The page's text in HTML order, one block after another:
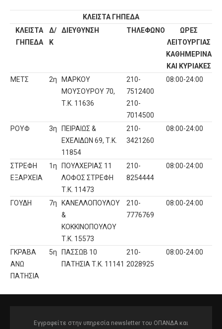
ΚΛΕΙΣΤΑ ΓΗΠΕΔΑ
ΚΛΕΙΣΤΑ
ΓΗΠΕΔΑ
Δ/
Κ
ΔΙΕΥΘΥΝΣΗ ΤΗΛΕΦΩΝΟ
ΩΡΕΣ
ΛΕΙΤΟΥΡΓΙΑΣ
ΚΑΘΗΜΕΡΙΝΑ
ΚΑΙ ΚΥΡΙΑΚΕΣ
ΜΕΤΣ
2η
ΜΑΡΚΟΥ
ΜΟΥΣΟΥΡΟΥ 70,
Τ.Κ. 11636
210-
7512400
210-
7014500
08:00-24:00
ΡΟΥΦ 3η
ΠΕΙΡΑΙΩΣ &
ΕΧΕΛΙΔΩΝ 69, Τ.Κ.
11854
210-
3421260
08:00-24:00
ΣΤΡΕΦΗ
ΕΞΑΡΧΕΙΑ
1η
ΠΟΥΛΧΕΡΙΑΣ 11
ΛΟΦΟΣ ΣΤΡΕΦΗ
Τ.Κ. 11473
210-
8254444
08:00-24:00
ΓΟΥΔΗ 7η
ΚΑΝΕΛΛΟΠΟΥΛΟΥ
&
ΚΟΚΚΙΝΟΠΟΥΛΟΥ
Τ.Κ. 15573
210-
7776769
08:00-24:00
ΓΚΡΑΒΑ
ΑΝΩ
ΠΑΤΗΣΙΑ
5η
ΠΑΣΣΩΒ 10
ΠΑΤΗΣΙΑ Τ.Κ. 11141
210-
2028925
08:00-24:00
Εγγραφείτε στην υπηρεσία newsletter του ΟΠΑΝΔΑ και